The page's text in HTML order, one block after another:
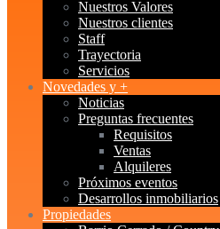
Nuestros Valores
Nuestros clientes
Staff
Trayectoria
Servicios
Novedades y +
Noticias
Preguntas frecuentes
Requisitos
Ventas
Alquileres
Próximos eventos
Desarrollos inmobiliarios
Propiedades